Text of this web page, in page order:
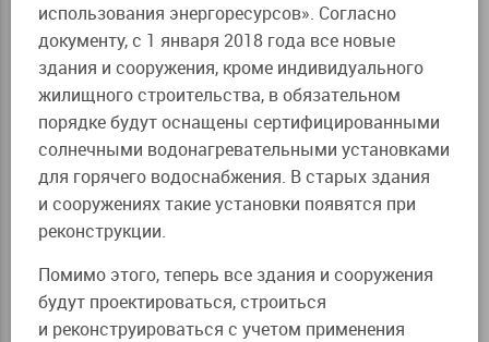
использования энергоресурсов». Согласно
документу, с 1 января 2018 года все новые
здания и сооружения, кроме индивидуального
жилищного строительства, в обязательном
порядке будут оснащены сертифицированными
солнечными водонагревательными установками
для горячего водоснабжения. В старых здания
и сооружениях такие установки появятся при
реконструкции.
Помимо этого, теперь все здания и сооружения
будут проектироваться, строиться
и реконструироваться с учетом применения